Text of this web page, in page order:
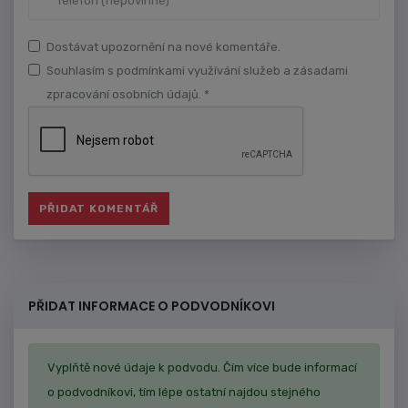
Dostávat upozornění na nové komentáře.
Souhlasím s podmínkami využívání služeb a zásadami
zpracování osobních údajů. *
PŘIDAT INFORMACE O PODVODNÍKOVI
Vyplňtě nové údaje k podvodu. Čím více bude informací
o podvodníkovi, tím lépe ostatní najdou stejného